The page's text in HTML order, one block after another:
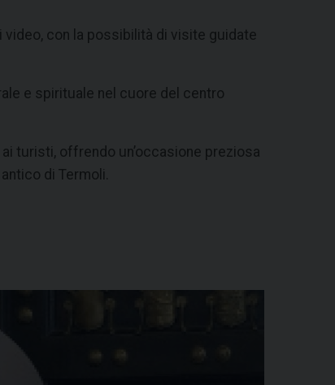
con la possibilità di visite guidate
e spirituale nel cuore del centro
turisti, offrendo un’occasione preziosa
di Termoli.